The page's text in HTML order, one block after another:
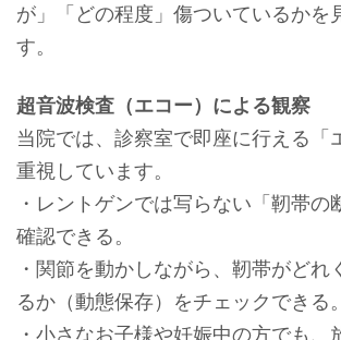
が」「どの程度」傷ついているかを
す。
超音波検査（エコー）による観察
当院では、診察室で即座に行える「
重視しています。
・レントゲンでは写らない「靭帯の
確認できる。
・関節を動かしながら、靭帯がどれ
るか（動態保存）をチェックできる。
・小さなお子様や妊娠中の方でも、